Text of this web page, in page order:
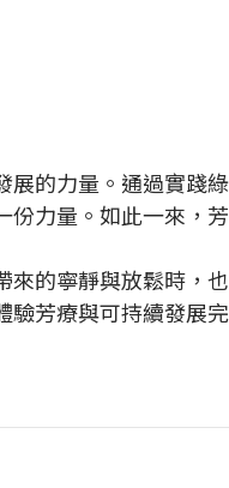
展的力量。通過實踐
份力量。如此一來，
來的寧靜與放鬆時，
驗芳療與可持續發展